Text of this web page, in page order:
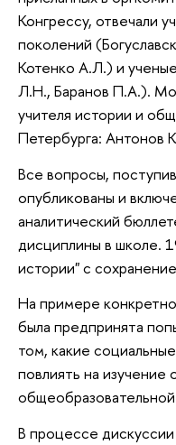
Конгрессу, отвечали
поколений
Котенко А.Л.) и
Л.Н., Баранов П.А.).
учителя истории и
Петербурга: Антонов
Все вопросы,
опубликованы и
аналитический
дисциплины в школе.
истории" с
На примере
была предпринята
том, какие
повлиять на
В процессе